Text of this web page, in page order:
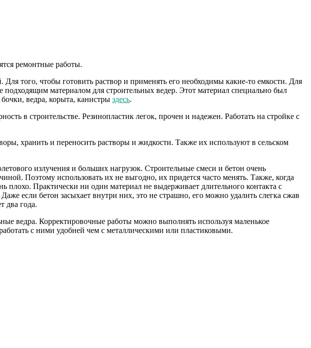
ремонтные работы.
того, чтобы готовить раствор и применять его необходимы какие-то емкости. Для
подходящим материалом для строительных ведер. Этот материал специально был
ведра, корыта, канистры здесь.
в строительстве. Резинопластик легок, прочен и надежен. Работать на стройке с
хранить и переносить растворы и жидкости. Также их используют в сельском
излучения и больших нагрузок. Строительные смеси и бетон очень
Поэтому использовать их не выгодно, их придется часто менять. Также, когда
плохо. Практически ни один материал не выдерживает длительного контакта с
если бетон засыхает внутри них, это не страшно, его можно удалить слегка сжав
два года.
ведра. Корректировочные работы можно выполнять используя маленькое
с ними удобней чем с металлическими или пластиковыми.